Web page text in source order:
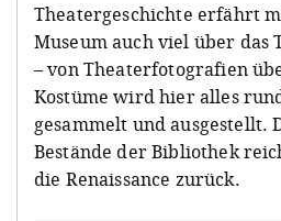
Theatergeschichte erfährt
Museum auch viel über das
– von Theaterfotografien
Kostüme wird hier alles
gesammelt und ausgestellt.
Bestände der Bibliothek
die Renaissance zurück.